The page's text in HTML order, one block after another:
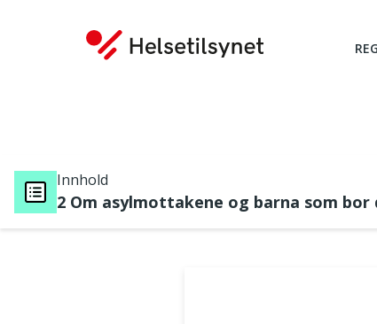
Innhold
2 Om asylmottakene og barna som bor